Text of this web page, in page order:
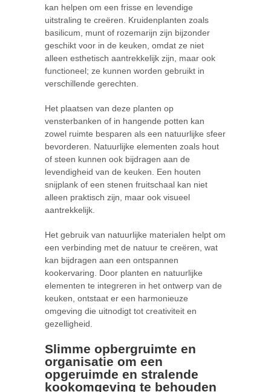
kan helpen om een frisse en levendige
uitstraling te creëren. Kruidenplanten zoals
basilicum, munt of rozemarijn zijn bijzonder
geschikt voor in de keuken, omdat ze niet
alleen esthetisch aantrekkelijk zijn, maar ook
functioneel; ze kunnen worden gebruikt in
verschillende gerechten.
Het plaatsen van deze planten op
vensterbanken of in hangende potten kan
zowel ruimte besparen als een natuurlijke sfeer
bevorderen. Natuurlijke elementen zoals hout
of steen kunnen ook bijdragen aan de
levendigheid van de keuken. Een houten
snijplank of een stenen fruitschaal kan niet
alleen praktisch zijn, maar ook visueel
aantrekkelijk.
Het gebruik van natuurlijke materialen helpt om
een verbinding met de natuur te creëren, wat
kan bijdragen aan een ontspannen
kookervaring. Door planten en natuurlijke
elementen te integreren in het ontwerp van de
keuken, ontstaat er een harmonieuze
omgeving die uitnodigt tot creativiteit en
gezelligheid.
Slimme opbergruimte en
organisatie om een
opgeruimde en stralende
kookomgeving te behouden